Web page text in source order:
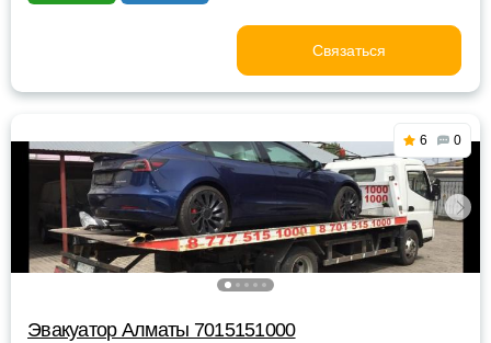
Связаться
6 0
Эвакуатор Алматы 7015151000